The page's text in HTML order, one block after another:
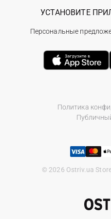
Политика
© 2026 Ostriv.ua
УСТАНОВИТЕ
Персональные